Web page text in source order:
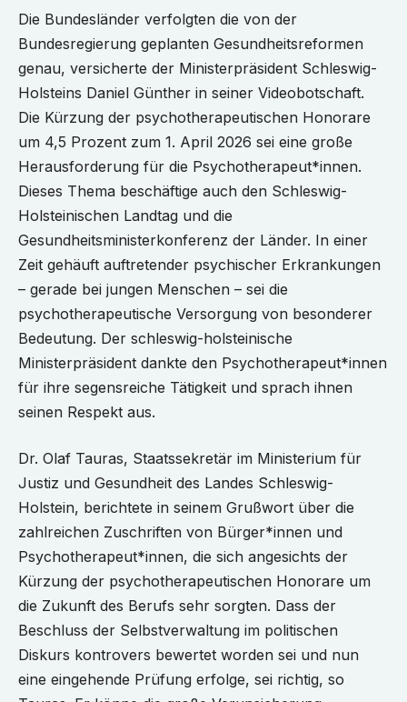
Die Bundesländer verfolgten die von der
Bundesregierung geplanten Gesundheitsreformen
genau, versicherte der Ministerpräsident Schleswig-
Holsteins Daniel Günther in seiner Videobotschaft.
Die Kürzung der psychotherapeutischen Honorare
um 4,5 Prozent zum 1. April 2026 sei eine große
Herausforderung für die Psychotherapeut*innen.
Dieses Thema beschäftige auch den Schleswig-
Holsteinischen Landtag und die
Gesundheitsministerkonferenz der Länder. In einer
Zeit gehäuft auftretender psychischer Erkrankungen
– gerade bei jungen Menschen – sei die
psychotherapeutische Versorgung von besonderer
Bedeutung. Der schleswig-holsteinische
Ministerpräsident dankte den Psychotherapeut*innen
für ihre segensreiche Tätigkeit und sprach ihnen
seinen Respekt aus.
Dr. Olaf Tauras, Staatssekretär im Ministerium für
Justiz und Gesundheit des Landes Schleswig-
Holstein, berichtete in seinem Grußwort über die
zahlreichen Zuschriften von Bürger*innen und
Psychotherapeut*innen, die sich angesichts der
Kürzung der psychotherapeutischen Honorare um
die Zukunft des Berufs sehr sorgten. Dass der
Beschluss der Selbstverwaltung im politischen
Diskurs kontrovers bewertet worden sei und nun
eine eingehende Prüfung erfolge, sei richtig, so